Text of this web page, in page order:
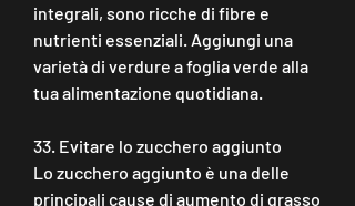
integrali, sono ricche di fibre e
nutrienti essenziali. Aggiungi una
varietà di verdure a foglia verde alla
tua alimentazione quotidiana.
33. Evitare lo zucchero aggiunto
Lo zucchero aggiunto è una delle
principali cause di aumento di grasso